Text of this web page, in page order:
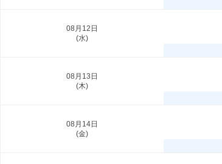
08月12日
(水)
08月13日
(木)
08月14日
(金)